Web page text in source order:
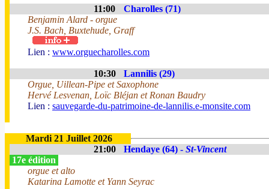
11:00
Charolles (71)
Benjamin Alard - orgue
J.S. Bach, Buxtehude, Graff
Lien : www.orguecharolles.com
10:30
Lannilis (29)
Orgue, Uillean-Pipe et Saxophone
Hervé Lesvenan, Loïc Bléjan et Ronan Baudry
Lien : sauvegarde-du-patrimoine-de-lannilis.e-monsite.com
Mardi 21 Juillet 2026
21:00
Hendaye (64) - St-Vincent
17e édition
orgue et alto
Katarina Lamotte et Yann Seyrac